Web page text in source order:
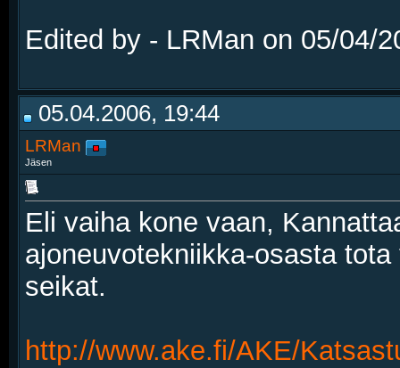
Edited by - LRMan on 05/04/
05.04.2006, 19:44
LRMan
Jäsen
Eli vaiha kone vaan,
ajoneuvotekniikka-osasta
seikat.
http://www.ake.fi/AKE/